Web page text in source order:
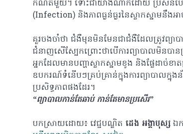
កំណត់មួយ។ ទោះជាយ៉ាងណាក៏ដោយ ប្រសិនបើអ្ន
(Infection) និងភាពធ្ងន់ធ្ងរនៃស្លាកស្នាមនឹង
គួរចងចាំថា ជំងឺមុនមិនមែនជាជំងឺដែលត្រូវព្យា
ជំនាញសើស្បែកព្រោះថាបើការព្យាបាលមិនបា
អ្នកដែលមានបញ្ហាស្លាកស្នាមខូង និងផ្លែដាច់
ឧបករណ៍ទំនើបៗគ្រប់គ្រាន់ក្នុងការព្យាបាលក្
ប្រសិទ្ធភាពផងដែរ។
“ព្យាបាលកាន់តែឆាប់ កាន់តែមានប្រសើរ”
បកស្រាយដោយ៖ វេជ្ជបណ្ឌិត ដេង អង្គាបុស្ស ឯ